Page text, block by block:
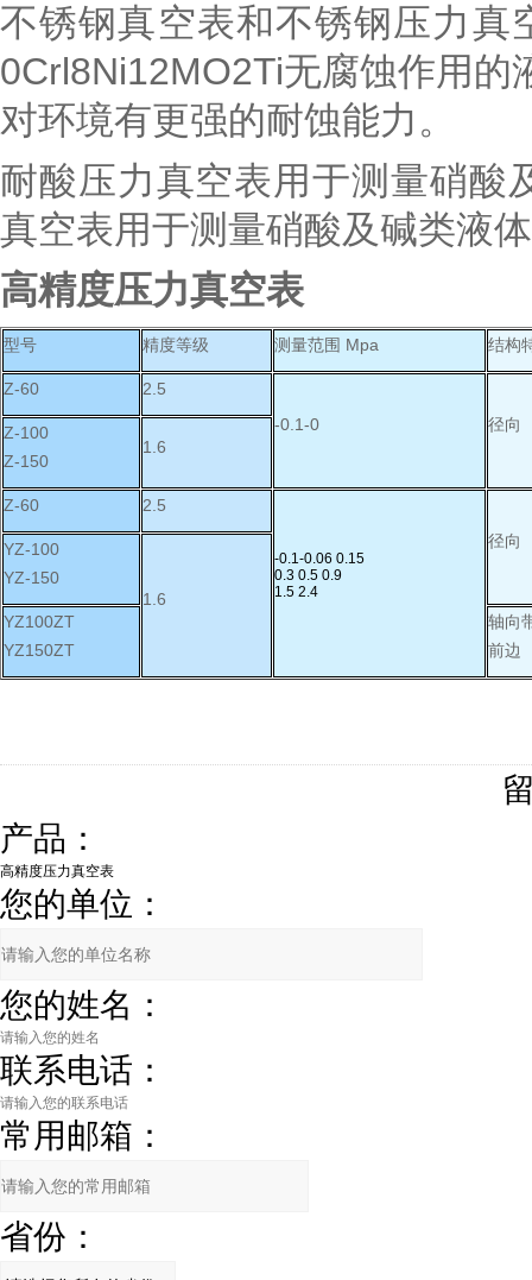
不锈钢真空表和不锈钢压力真
0Crl8Ni12MO2Ti无腐蚀作用
对环境有更强的耐蚀能力。
耐酸压力真空表用于测量硝酸
真空表用于测量硝酸及碱类液
高精度压力真空表
型号 精度等级 测量范围 Mpa 结构
Z-60
2.5
-0.1-0
径向
Z-100
Z-150
1.6
Z-60 2.5
-0.1-0.06 0.15
0.3 0.5 0.9
1.5 2.4
径向
YZ-100
YZ-150
1.6
YZ100ZT
YZ150ZT
轴向
前边
产品：
您的单位：
您的姓名：
联系电话：
常用邮箱：
省份：